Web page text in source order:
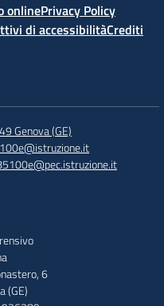
onlinePrivacy Policy
di accessibilitàCrediti
Genova (GE)
6
(GE)